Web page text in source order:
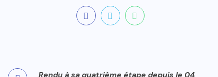
Rendu à sa quatrième étape depuis le 04